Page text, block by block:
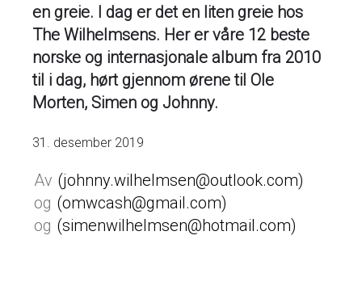
en greie. I dag er det en liten greie hos
The Wilhelmsens. Her er våre 12 beste
norske og internasjonale album fra 2010
til i dag, hørt gjennom ørene til Ole
Morten, Simen og Johnny.
31. desember 2019
johnny.wilhelmsen@outlook.com
omwcash@gmail.com
simenwilhelmsen@hotmail.com